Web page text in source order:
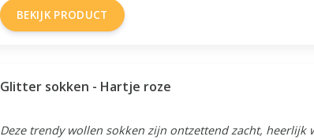
BEKIJK PRODUCT
Glitter sokken - Hartje roze
Deze trendy wollen sokken zijn ontzettend zacht, heerlijk